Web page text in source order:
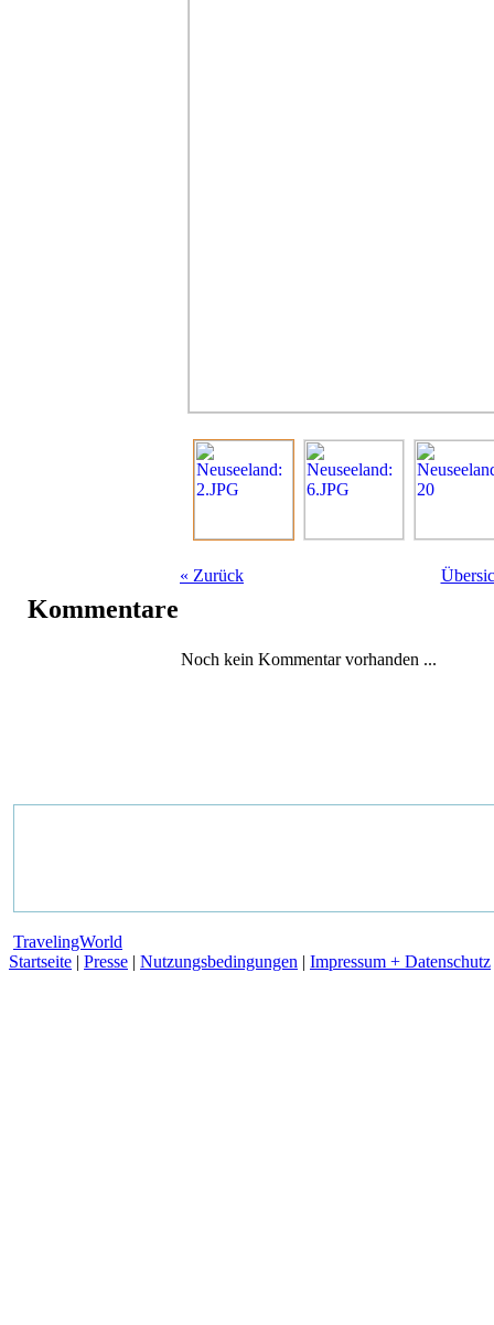
« Zurück
Kommentare
Noch kein Kommentar vorhanden ...
TravelingWorld
Startseite | Presse | Nutzungsbedingungen | Impressum + Datenschutz